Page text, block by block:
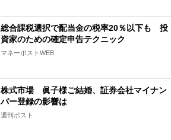
総合課税選択で配当金の税率20％以下も 投
資家のための確定申告テクニック
マネーポストWEB
株式市場 眞子様ご結婚、証券会社マイナン
バー登録の影響は
週刊ポスト